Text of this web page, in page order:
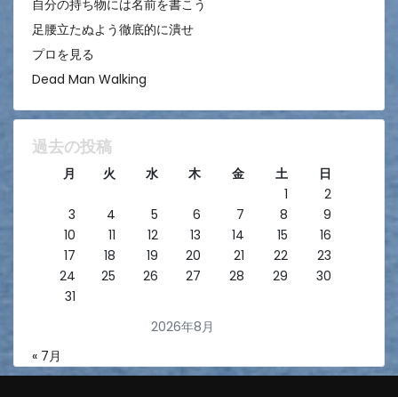
自分の持ち物には名前を書こう
足腰立たぬよう徹底的に潰せ
プロを見る
Dead Man Walking
過去の投稿
2026年8月
月 火 水 木 金 土
日
1
2
3
4 5 6 7 8
9
10
11 12 13 14 15
16
17
18 19 20 21 22
23
24
25 26 27 28 29
30
31
« 7月